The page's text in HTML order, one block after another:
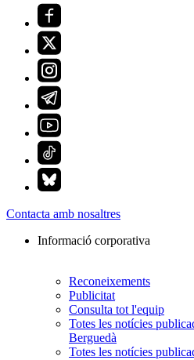
Contacta amb nosaltres
Informació corporativa
Reconeixements
Publicitat
Consulta tot l'equip
Totes les notícies
Berguedà
Totes les notícies